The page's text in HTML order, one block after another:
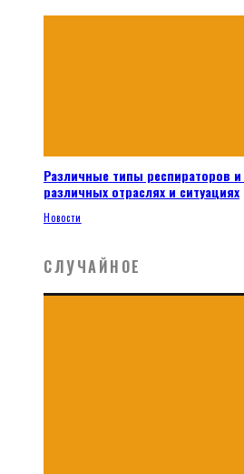
Различные типы респираторов
различных отраслях и ситуациях
Новости
СЛУЧАЙНОЕ